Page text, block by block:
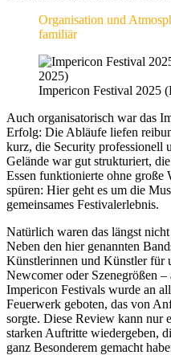
Organisation und
familiär
Impericon Festival 2025
Auch organisatorisch war das
Erfolg: Die Abläufe liefen
kurz, die Security professionell
Gelände war gut strukturiert,
Essen funktionierte ohne große
spüren: Hier geht es um die
gemeinsames Festivalerlebnis.
Natürlich waren das längst
Neben den hier genannten
Künstlerinnen und Künstler für
Newcomer oder Szenegrößen
Impericon Festivals wurde an
Feuerwerk geboten, das von
sorgte. Diese Review kann nur
starken Auftritte wiedergeben,
ganz Besonderem gemacht